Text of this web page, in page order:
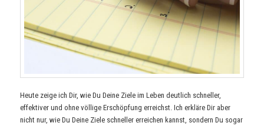
Heute zeige ich Dir, wie Du Deine Ziele im Leben deutlich schneller,
effektiver und ohne völlige Erschöpfung erreichst. Ich erkläre Dir aber
nicht nur, wie Du Deine Ziele schneller erreichen kannst, sondern Du sogar